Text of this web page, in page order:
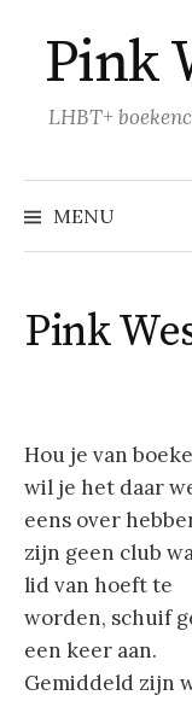
inhoud
springen
Pink
LHBT+
MENU
Pink
Hou je van
wil je het daar
eens over
zijn geen club
lid van hoeft te
worden, schuif
een keer aan.
Gemiddeld zijn